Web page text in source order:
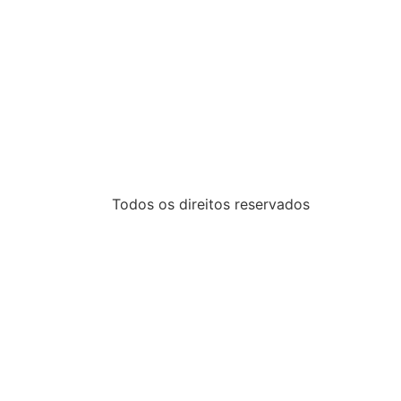
Todos os direitos reservados